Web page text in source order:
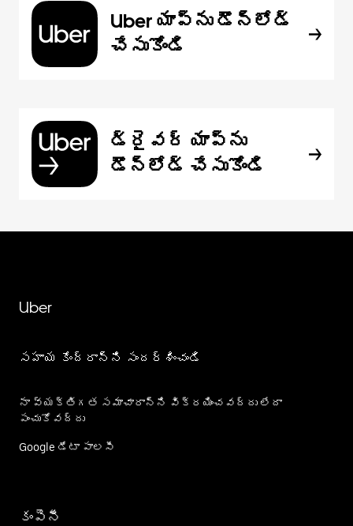
Uber యాప్‌ను డౌన్‌లోడ్
చేసుకోండి
డ్రైవర్ యాప్‌ను
డౌన్‌లోడ్ చేసుకోండి
Uber
సహాయ కేంద్రాన్ని సందర్శించండి
నా వ్యక్తిగత సమాచారాన్ని విక్రయించవద్దు లేదా
పంచుకోవద్దు
Google డేటా పాలసీ
కంపెనీ